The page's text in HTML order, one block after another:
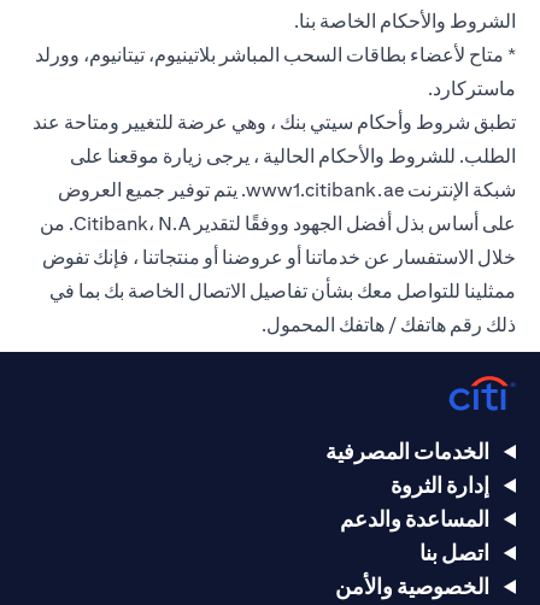
الشروط والأحكام الخاصة بنا.
* متاح لأعضاء بطاقات السحب المباشر بلاتينيوم، تيتانيوم، وورلد
ماستركارد.
تطبق شروط وأحكام سيتي بنك ، وهي عرضة للتغيير ومتاحة عند
الطلب. للشروط والأحكام الحالية ، يرجى زيارة موقعنا على
شبكة الإنترنت www1.citibank.ae. يتم توفير جميع العروض
على أساس بذل أفضل الجهود ووفقًا لتقدير Citibank، N.A. من
خلال الاستفسار عن خدماتنا أو عروضنا أو منتجاتنا ، فإنك تفوض
ممثلينا للتواصل معك بشأن تفاصيل الاتصال الخاصة بك بما في
ذلك رقم هاتفك / هاتفك المحمول.
الخدمات المصرفية
إدارة الثروة
المساعدة والدعم
اتصل بنا
الخصوصية والأمن